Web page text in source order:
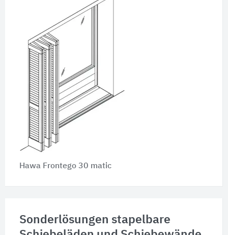
Hawa Frontego 30 matic
Sonderlösungen stapelbare